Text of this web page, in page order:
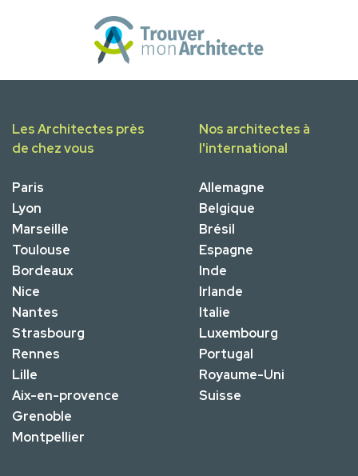
Les Architectes près
de chez vous
Paris
Lyon
Marseille
Toulouse
Bordeaux
Nice
Nantes
Strasbourg
Rennes
Lille
Aix-en-provence
Grenoble
Montpellier
Nos architectes à
l'international
Allemagne
Belgique
Brésil
Espagne
Inde
Irlande
Italie
Luxembourg
Portugal
Royaume-Uni
Suisse